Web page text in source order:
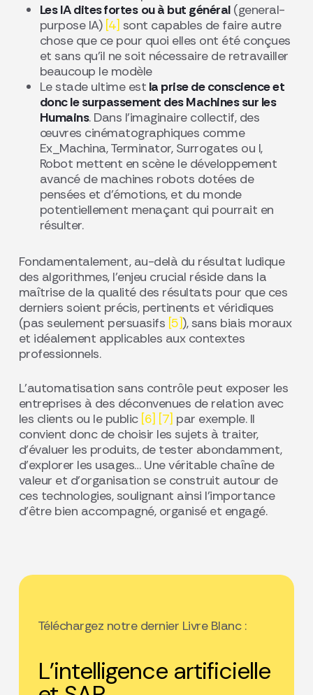
Les IA dites fortes ou à but général(general-
purpose IA) [4] sont capables de faire autre
chose que ce pour quoi elles ont été conçues
et sans qu’il ne soit nécessaire de retravailler
beaucoup le modèle
Le stade ultime est la prise de conscience et
donc le surpassement des Machines sur les
Humains. Dans l’imaginaire collectif, des
œuvres cinématographiques comme
Ex_Machina, Terminator, Surrogates ou I,
Robot mettent en scène le développement
avancé de machines robots dotées de
pensées et d’émotions, et du monde
potentiellement menaçant qui pourrait en
résulter.
Fondamentalement, au-delà du résultat ludique
des algorithmes, l’enjeu crucial réside dans la
maîtrise de la qualité des résultats pour que ces
derniers soient précis, pertinents et véridiques
(pas seulement persuasifs [5]), sans biais moraux
et idéalement applicables aux contextes
professionnels.
L’automatisation sans contrôle peut exposer les
entreprises à des déconvenues de relation avec
les clients ou le public [6] [7] par exemple. Il
convient donc de choisir les sujets à traiter,
d’évaluer les produits, de tester abondamment,
d’explorer les usages… Une véritable chaîne de
valeur et d’organisation se construit autour de
ces technologies, soulignant ainsi l’importance
d’être bien accompagné, organisé et engagé.
Téléchargez notre dernier Livre Blanc :
L’intelligence artificielle